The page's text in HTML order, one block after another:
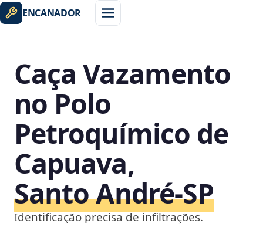
ENCANADOR
Caça Vazamento
no Polo
Petroquímico de
Capuava,
Santo André‑SP
Identificação precisa de infiltrações.